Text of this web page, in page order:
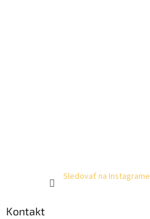
Sledovať na Instagrame
Kontakt